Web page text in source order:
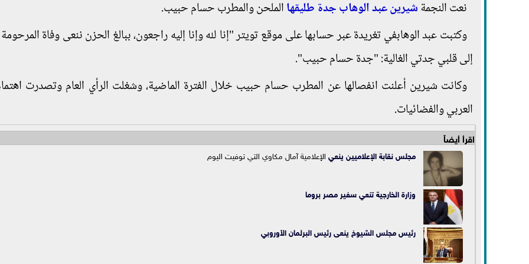
نعت النجمةشيرين عبد الوهابجدة طليقهاالملحن والمطرب حسام حبيب.
وكتبت عبد الوهابفي تغريدة عبر حسابها على موقع تويتر "إنا لله وإنا إليه راجعون، ببالغ الحزن ننعى وفاة المرحومة
إلى قلبي جدتي الغالية: "جدة حسام حبيب".
وكانت شيرين أعلنت انفصالها عن المطرب حسام حبيب خلال الفترة الماضية، وشغلت الرأي العام وتصدرت
العربي والفضائيات.
اقرأ أيضاً
مجلس نقابة الإعلاميين ينعي الإعلامية آمال مكاوي التي توفيت اليوم
وزارة الخارجية تنعي سفير مصر بروما
رئيس مجلس الشيوخ ينعى رئيس البرلمان الأوروبي